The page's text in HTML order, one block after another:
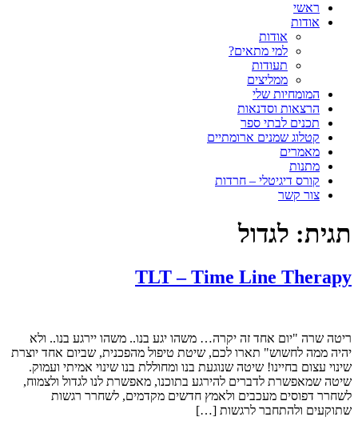
ראשי
אודות
אודות
למי מתאים?
תעודות
ממליצים
המומחיות שלי
הרצאות וסדנאות
תכנים לבתי ספר
קטלוג שמנים ארומתיים
מאמרים
מתנות
קורס דיגיטלי – חרדות
צור קשר
תגית: לגדול
TLT – Time Line Therapy
ריטה שרה "יום אחד זה יקרה… משהו יגע בנו.. משהו יירגע בנו.. ולא
יהיה ממה לחשוש" תארו לכם, שיטת טיפול מהפכנית, שביום אחד יוצרת
שינוי עצום בחיינו! שיטה שנוגעת בנו ומחוללת בנו שינוי אמיתי ועמוק.
שיטה שמאפשרת לדברים להירגע בתוכנו, מאפשרת לנו לגדול ולצמוח,
לשחרר דפוסים מעכבים ולאמץ חדשים מקדמים, לשחרר רגשות
שתוקעים ולהתחבר לרגשות […]